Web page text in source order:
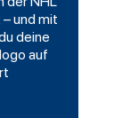
und mit
deine
auf